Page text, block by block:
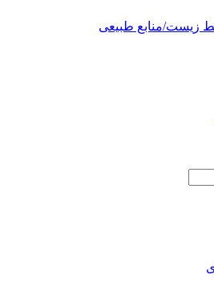
زیست/منابع طبیعی